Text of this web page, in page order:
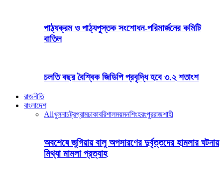
পাঠ্যক্রম ও পাঠ্যপুস্তক সংশোধন-পরিমার্জনের কমিটি
বাতিল
চলতি বছর বৈশ্বিক জিডিপি প্রবৃদ্ধি হবে ৩.২ শতাংশ
রাজনীতি
বাংলাদেশ
Allখুলনাচট্রগ্রামঢাকাবরিশালময়মনশিংহরংপুররাজশাহী
অবশেষে জুগিয়ায় বালু অপসারণের দুর্বৃত্তদের হামলার ঘটনায়
মিথ্যা মামলা প্রত্যাহ